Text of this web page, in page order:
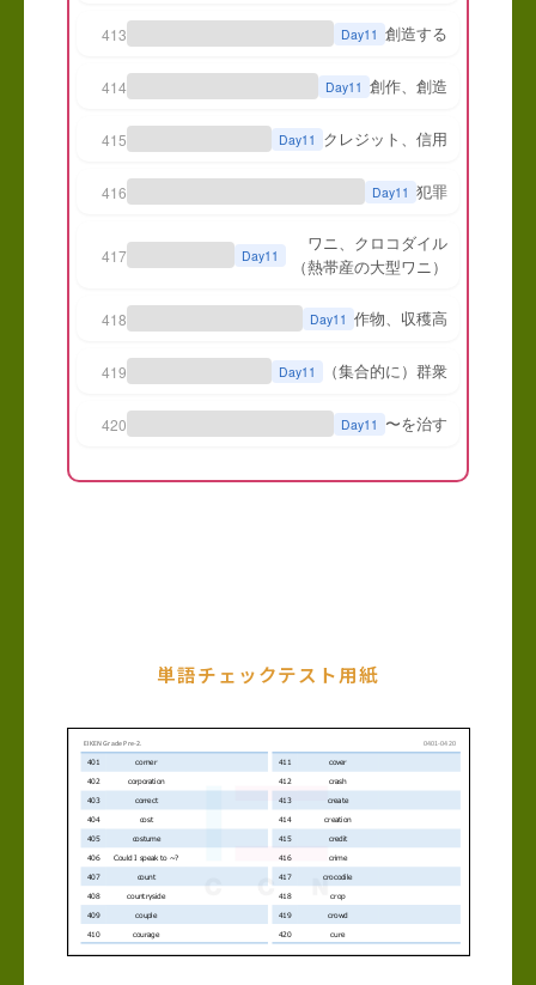
単語チェックテスト用紙